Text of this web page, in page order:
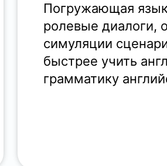
Погружающая
ролевые диалоги,
симуляции
быстрее учить
грамматику